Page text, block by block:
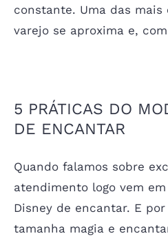
constante. Uma das mais
varejo se aproxima e,
5 PRÁTICAS DO
DE ENCANTAR
Quando falamos sobre
atendimento logo vem
Disney de encantar. E
tamanha magia e